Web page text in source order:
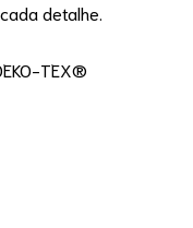
detalhe.
TEX®